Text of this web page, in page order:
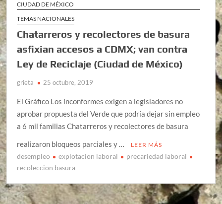
CIUDAD DE MÉXICO
TEMAS NACIONALES
Chatarreros y recolectores de basura
asfixian accesos a CDMX; van contra
Ley de Reciclaje (Ciudad de México)
grieta 25 octubre, 2019
El Gráfico Los inconformes exigen a legisladores no
aprobar propuesta del Verde que podría dejar sin empleo
a 6 mil familias Chatarreros y recolectores de basura
realizaron bloqueos parciales y …
LEER MÁS
desempleo explotacion laboral
precariedad laboral
recoleccion basura